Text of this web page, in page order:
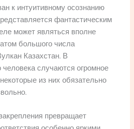
к интуитивному осознанию
фантастическим
может являться вполне
большого числа
Казахстан. В
случаются огромное
из них обязательно
превращает